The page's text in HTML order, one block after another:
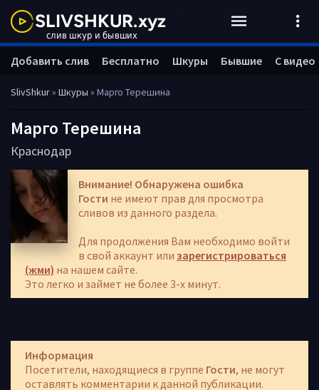
SlivShkur» Шкуры » Марго Терешина
Марго Терешина
Краснодар
Внимание! Обнаружена ошибка
Гости не имеют прав для просмотра
сливов из данного раздела.
Для продолжения Вам необходимо войти
в свой аккаунт или зарегистрироваться
(жми) на нашем сайте.
Это легко и займет не более 3-х минут.
Информация
Посетители, находящиеся в группе Гости, не могут
оставлять комментарии к данной публикации.
Добавить слив Бесплатно Шкуры Бывшие С видео